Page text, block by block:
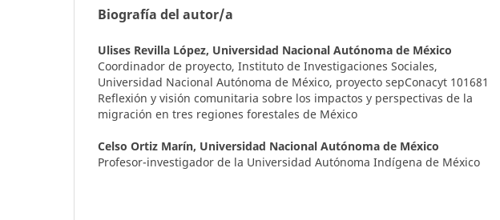
Biografía del autor/a
Ulises Revilla López, Universidad Nacional Autónoma de México
Coordinador de proyecto, Instituto de Investigaciones Sociales,
Universidad Nacional Autónoma de México, proyecto sepConacyt 101681
Reflexión y visión comunitaria sobre los impactos y perspectivas de la
migración en tres regiones forestales de México
Celso Ortiz Marín, Universidad Nacional Autónoma de México
Profesor-investigador de la Universidad Autónoma Indígena de México